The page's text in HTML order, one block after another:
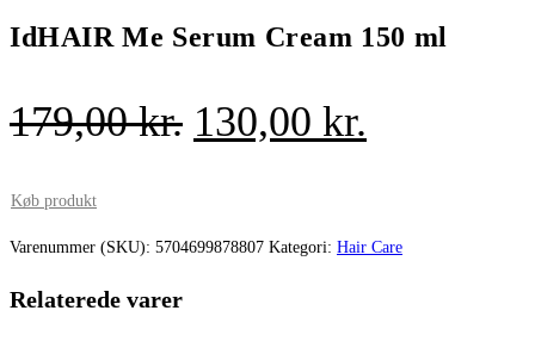
IdHAIR Me Serum Cream 150 ml
179,00kr. Den
var:
130,00 kr.
er:
Køb produkt
Varenummer (SKU): 5704699878807 Kategori: Hair Care
Relaterede varer